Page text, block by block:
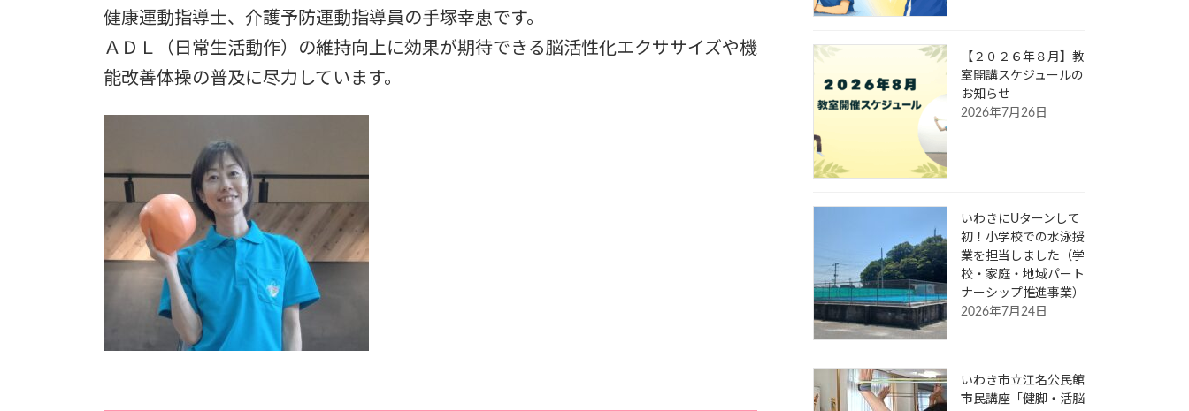
日
時
:
健康運動指導士、介護予防運動指導員の手塚幸恵です。
ＡＤＬ（日常生活動作）の維持向上に効果が期待できる脳活性化エクササイズや機
能改善体操の普及に尽力しています。
【２０２６年８月】教
室開講スケジュールの
お知らせ
2026年7月26日
いわきにUターンして
初！小学校での水泳授
業を担当しました（学
校・家庭・地域パート
ナーシップ推進事業）
2026年7月24日
いわき市立江名公民館
市民講座「健脚・活脳